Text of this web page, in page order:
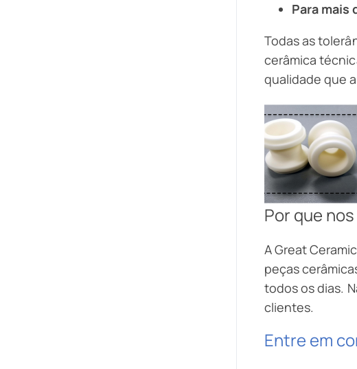
Para
Todas as
cerâmica
qualidade que
Por que
A Great
peças
todos os dias.
clientes.
Entre em